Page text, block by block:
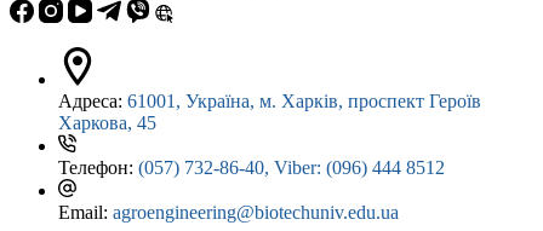
Адреса: 61001, Україна, м. Харків, проспект Героїв
Харкова, 45
Телефон: (057) 732-86-40, Viber: (096) 444 8512
Email: agroengineering@biotechuniv.edu.ua